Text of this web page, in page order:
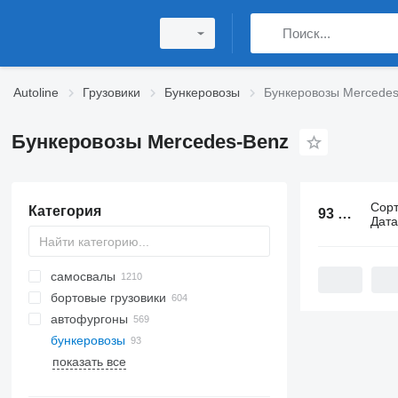
Autoline Грузовики Бункеровозы Бункеровозы
Бункеровозы Mercedes-Benz
Категория
самосвалы
бортовые грузовики
автофургоны
бункеровозы
показать все
93 объявления: